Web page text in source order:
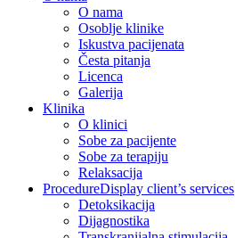
O nama
Osoblje klinike
Iskustva pacijenata
Česta pitanja
Licenca
Galerija
Klinika
O klinici
Sobe za pacijente
Sobe za terapiju
Relaksacija
ProcedureDisplay client’s services
Detoksikacija
Dijagnostika